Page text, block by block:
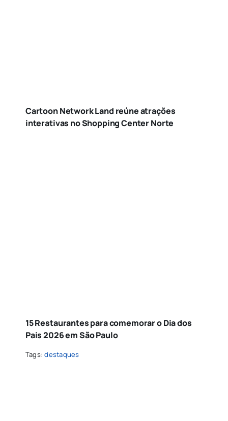
Cartoon Network Land reúne atrações
interativas no Shopping Center Norte
15 Restaurantes para comemorar o Dia dos
Pais 2026 em São Paulo
Tags:destaques